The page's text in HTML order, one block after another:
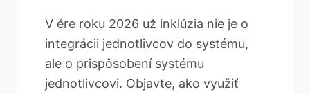
V ére roku 2026 už inklúzia nie je o
integrácii jednotlivcov do systému,
ale o prispôsobení systému
jednotlivcovi. Objavte, ako využiť